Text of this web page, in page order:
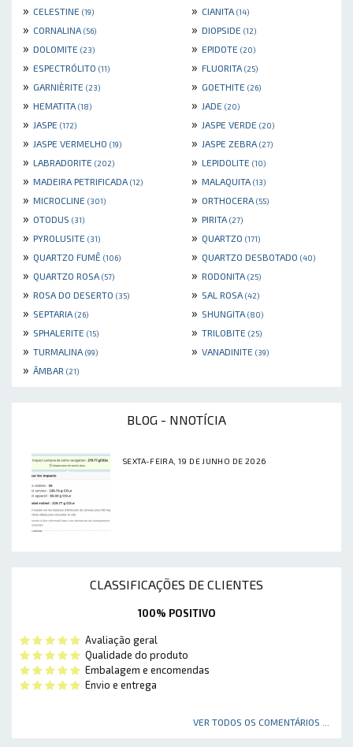
» CELESTINE (19) » CIANITA (14)
» CORNALINA (56) » DIOPSIDE (12)
» DOLOMITE (23) » EPIDOTE (20)
» ESPECTRÓLITO (11) » FLUORITA (25)
» GARNIÈRITE (23) » GOETHITE (26)
» HEMATITA (18) » JADE (20)
» JASPE (172) » JASPE VERDE (20)
» JASPE VERMELHO (19) » JASPE ZEBRA (27)
» LABRADORITE (202) » LEPIDOLITE (10)
» MADEIRA PETRIFICADA (12) » MALAQUITA (13)
» MICROCLINE (301) » ORTHOCERA (55)
» OTODUS (31) » PIRITA (27)
» PYROLUSITE (31) » QUARTZO (171)
» QUARTZO FUMÊ (106) » QUARTZO DESBOTADO (40)
» QUARTZO ROSA (57) » RODONITA (25)
» ROSA DO DESERTO (35) » SAL ROSA (42)
» SEPTARIA (26) » SHUNGITA (80)
» SPHALERITE (15) » TRILOBITE (25)
» TURMALINA (99) » VANADINITE (39)
» ÂMBAR (21)
BLOG - NNOTÍCIA
SEXTA-FEIRA, 19 DE JUNHO DE 2026
CLASSIFICAÇÕES DE CLIENTES
100% POSITIVO
Avaliação geral
Qualidade do produto
Embalagem e encomendas
Envio e entrega
VER TODOS OS COMENTÁRIOS ...